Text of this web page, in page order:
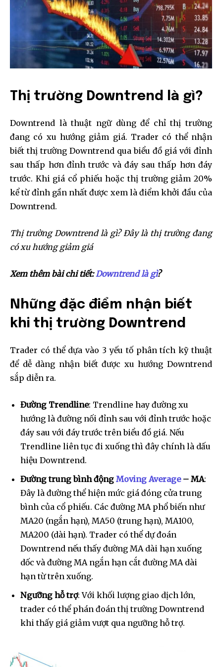
Thị trường Downtrend là gì?
Downtrend là thuật ngữ dùng để chỉ thị trường
đang có xu hướng giảm giá. Trader có thể nhận
biết thị trường Downtrend qua biểu đồ giá với đỉnh
sau thấp hơn đỉnh trước và đáy sau thấp hơn đáy
trước. Khi giá cổ phiếu hoặc thị trường giảm 20%
kể từ đỉnh gần nhất được xem là điểm khởi đầu của
Downtrend.
Thị trường Downtrend là gì? Đây là thị trường đang
có xu hướng giảm giá
Xem thêm bài chi tiết:Downtrend là gì?
Những đặc điểm nhận biết
khi thị trường Downtrend
Trader có thể dựa vào 3 yếu tố phân tích kỹ thuật
để dễ dàng nhận biết được xu hướng Downtrend
sắp diễn ra.
Đường Trendline: Trendline hay đường xu
hướng là đường nối đỉnh sau với đỉnh trước hoặc
đáy sau với đáy trước trên biểu đồ giá. Nếu
Trendline liên tục đi xuống thì đây chính là dấu
hiệu Downtrend.
Đường trung bình động Moving Average– MA:
Đây là đường thể hiện mức giá đóng cửa trung
bình của cổ phiếu. Các đường MA phổ biến như
MA20 (ngắn hạn), MA50 (trung hạn), MA100,
MA200 (dài hạn). Trader có thể dự đoán
Downtrend nếu thấy đường MA dài hạn xuống
dốc và đường MA ngắn hạn cắt đường MA dài
hạn từ trên xuống.
Ngưỡng hỗ trợ: Với khối lượng giao dịch lớn,
trader có thể phán đoán thị trường Downtrend
khi thấy giá giảm vượt qua ngưỡng hỗ trợ.